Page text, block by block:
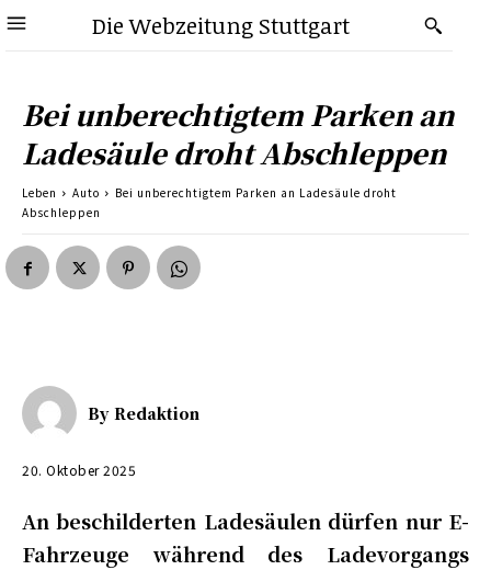
Die Webzeitung Stuttgart
Bei unberechtigtem Parken an
Ladesäule droht Abschleppen
Leben Auto
Bei unberechtigtem Parken an Ladesäule droht
Abschleppen
By Redaktion
20. Oktober 2025
An beschilderten Ladesäulen dürfen nur E-
Fahrzeuge während des Ladevorgangs